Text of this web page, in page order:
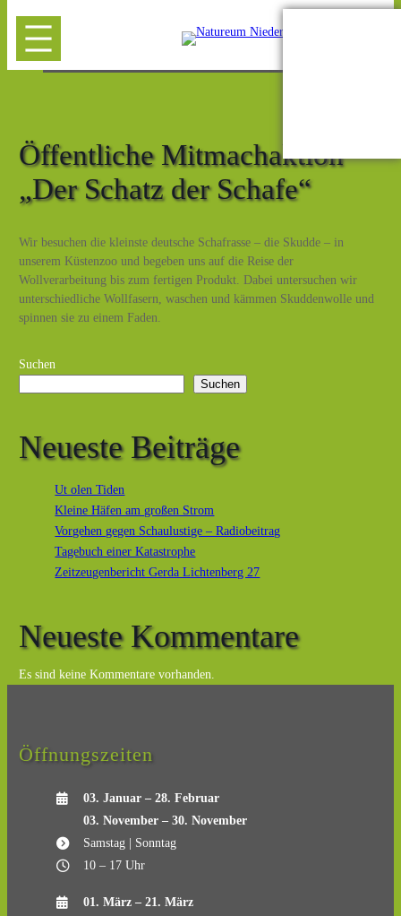
Öffentliche Mitmachaktion
„Der Schatz der Schafe“
Wir besuchen die kleinste deutsche Schafrasse – die Skudde – in
unserem Küstenzoo und begeben uns auf die Reise der
Wollverarbeitung bis zum fertigen Produkt. Dabei untersuchen wir
unterschiedliche Wollfasern, waschen und kämmen Skuddenwolle und
spinnen sie zu einem Faden.
Suchen
Suchen
Neueste Beiträge
Ut olen Tiden
Kleine Häfen am großen Strom
Vorgehen gegen Schaulustige – Radiobeitrag
Tagebuch einer Katastrophe
Zeitzeugenbericht Gerda Lichtenberg 27
Neueste Kommentare
Es sind keine Kommentare vorhanden.
Öffnungszeiten
03. Januar – 28. Februar
03. November – 30. November
Samstag | Sonntag
10 – 17 Uhr
01. März – 21. März